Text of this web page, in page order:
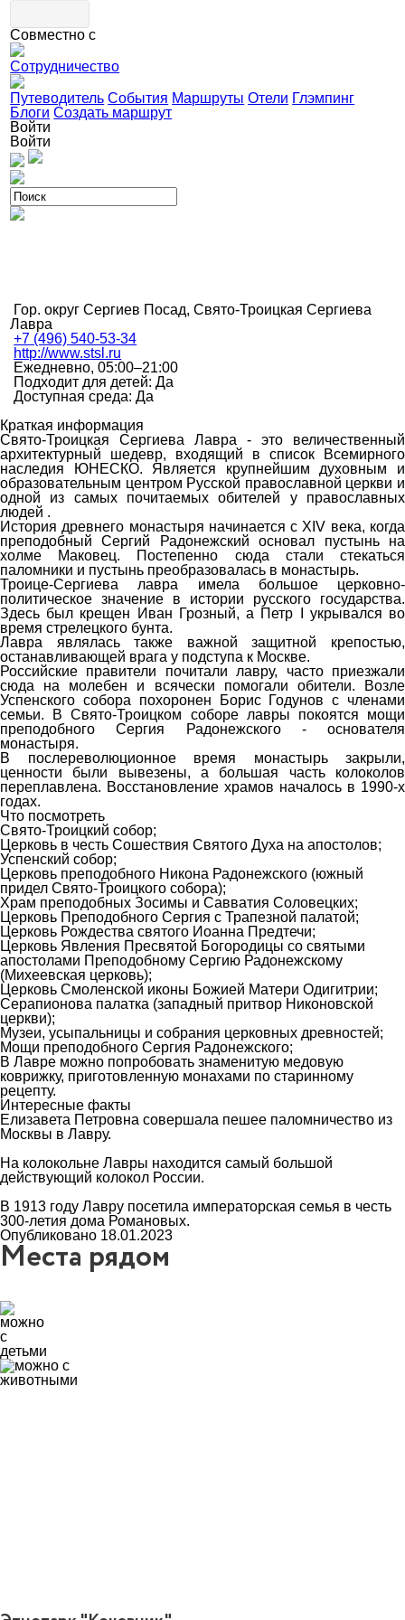
Совместно с
Сотрудничество
Путеводитель События Маршруты Отели Глэмпинг
Блоги Создать маршрут
Войти
Войти
Гор. округ Сергиев Посад, Свято-Троицкая Сергиева
Лавра
+7 (496) 540-53-34
http://www.stsl.ru
Ежедневно, 05:00–21:00
Подходит для детей: Да
Доступная среда: Да
Краткая информация
Свято-Троицкая Сергиева Лавра - это величественный
архитектурный шедевр, входящий в список Всемирного
наследия ЮНЕСКО. Является крупнейшим духовным и
образовательным центром Русской православной церкви и
одной из самых почитаемых обителей у православных
людей .
История древнего монастыря начинается с XIV века, когда
преподобный Сергий Радонежский основал пустынь на
холме Маковец. Постепенно сюда стали стекаться
паломники и пустынь преобразовалась в монастырь.
Троице-Сергиева лавра имела большое церковно-
политическое значение в истории русского государства.
Здесь был крещен Иван Грозный, а Петр I укрывался во
время стрелецкого бунта.
Лавра являлась также важной защитной крепостью,
останавливающей врага у подступа к Москве.
Российские правители почитали лавру, часто приезжали
сюда на молебен и всячески помогали обители. Возле
Успенского собора похоронен Борис Годунов с членами
семьи. В Свято-Троицком соборе лавры покоятся мощи
преподобного Сергия Радонежского - основателя
монастыря.
В послереволюционное время монастырь закрыли,
ценности были вывезены, а большая часть колоколов
переплавлена. Восстановление храмов началось в 1990-х
годах.
Что посмотреть
Свято-Троицкий собор;
Церковь в честь Сошествия Святого Духа на апостолов;
Успенский собор;
Церковь преподобного Никона Радонежского (южный
придел Свято-Троицкого собора);
Храм преподобных Зосимы и Савватия Соловецких;
Церковь Преподобного Сергия с Трапезной палатой;
Церковь Рождества святого Иоанна Предтечи;
Церковь Явления Пресвятой Богородицы со святыми
апостолами Преподобному Сергию Радонежскому
(Михеевская церковь);
Церковь Смоленской иконы Божией Матери Одигитрии;
Серапионова палатка (западный притвор Никоновской
церкви);
Музеи, усыпальницы и собрания церковных древностей;
Мощи преподобного Сергия Радонежского;
В Лавре можно попробовать знаменитую медовую
коврижку, приготовленную монахами по старинному
рецепту.
Интересные факты
Елизавета Петровна совершала пешее паломничество из
Москвы в Лавру.
На колокольне Лавры находится самый большой
действующий колокол России.
В 1913 году Лавру посетила императорская семья в честь
300-летия дома Романовых.
Опубликовано 18.01.2023
Места рядом